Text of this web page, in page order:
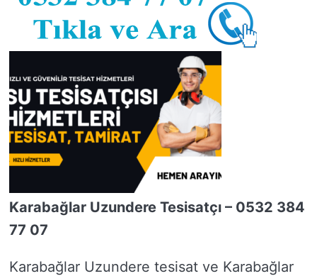
Karabağlar Uzundere Tesisatçı – 0532 384
77 07
Karabağlar Uzundere tesisat ve Karabağlar